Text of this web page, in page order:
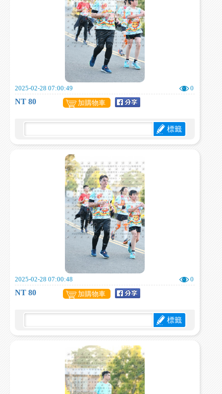
2025-02-28 07:00:49 0
NT 80 加購物車
標籤
2025-02-28 07:00:48 0
NT 80 加購物車
標籤